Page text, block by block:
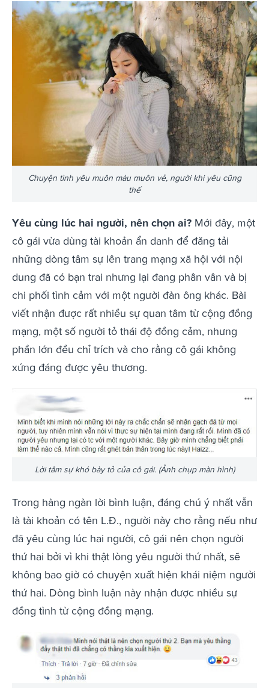
Chuyện tình yêu muôn màu muôn vẻ, người khi yêu cũng
thế
Yêu cùng lúc hai người, nên chọn ai? Mới đây, một
cô gái vừa dùng tài khoản ẩn danh để đăng tải
những dòng tâm sự lên trang mạng xã hội với nội
dung đã có bạn trai nhưng lại đang phân vân và bị
chi phối tình cảm với một người đàn ông khác. Bài
viết nhận được rất nhiều sự quan tâm từ cộng đồng
mạng, một số người tỏ thái độ đồng cảm, nhưng
phần lớn đều chỉ trích và cho rằng cô gái không
xứng đáng được yêu thương.
Lời tâm sự khó bày tỏ của cô gái. (Ảnh chụp màn hình)
Trong hàng ngàn lời bình luận, đáng chú ý nhất vẫn
là tài khoản có tên L.Đ., người này cho rằng nếu như
đã yêu cùng lúc hai người, cô gái nên chọn người
thứ hai bởi vì khi thật lòng yêu người thứ nhất, sẽ
không bao giờ có chuyện xuất hiện khái niệm người
thứ hai. Dòng bình luận này nhận được nhiều sự
đồng tình từ cộng đồng mạng.